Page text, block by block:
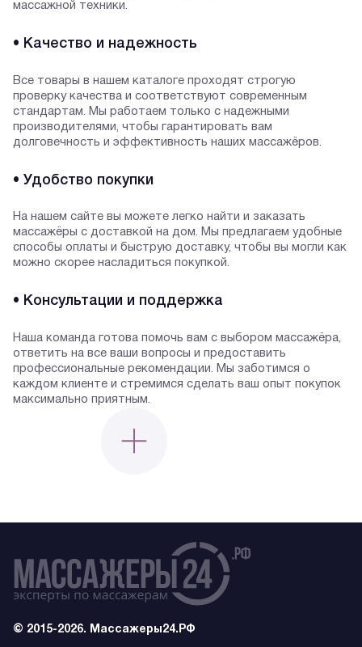
массажной техники.
• Качество и надежность
Все товары в нашем каталоге проходят строгую
проверку качества и соответствуют современным
стандартам. Мы работаем только с надежными
производителями, чтобы гарантировать вам
долговечность и эффективность наших массажёров.
• Удобство покупки
На нашем сайте вы можете легко найти и заказать
массажёры с доставкой на дом. Мы предлагаем удобные
способы оплаты и быструю доставку, чтобы вы могли как
можно скорее насладиться покупкой.
• Консультации и поддержка
Наша команда готова помочь вам с выбором массажёра,
ответить на все ваши вопросы и предоставить
профессиональные рекомендации. Мы заботимся о
каждом клиенте и стремимся сделать ваш опыт покупок
максимально приятным.
© 2015-2026. Массажеры24.РФ